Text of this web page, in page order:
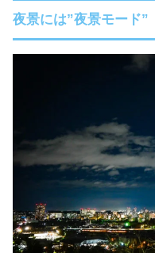
夜景には”夜景モード”